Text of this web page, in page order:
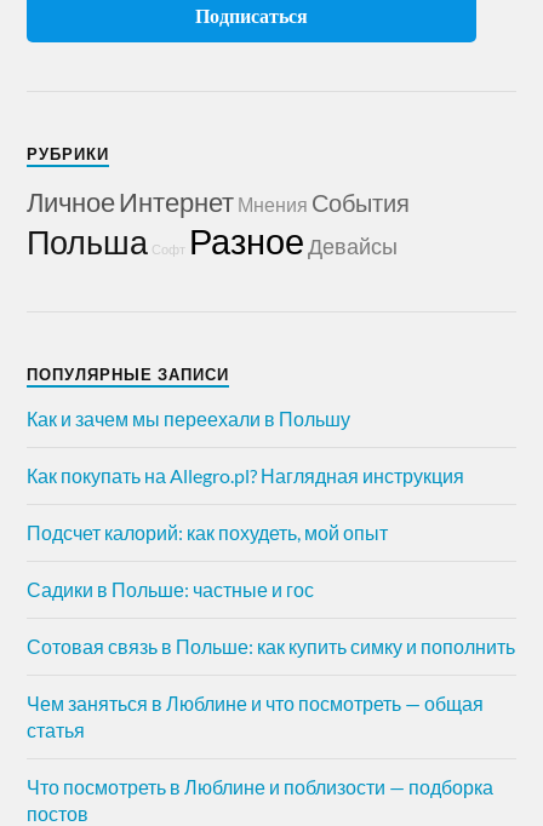
РУБРИКИ
ЛичноеИнтернет Мнения События
Польша Софт РазноеДевайсы
ПОПУЛЯРНЫЕ ЗАПИСИ
Как и зачем мы переехали в Польшу
Как покупать на Allegro.pl? Наглядная инструкция
Подсчет калорий: как похудеть, мой опыт
Садики в Польше: частные и гос
Сотовая связь в Польше: как купить симку и пополнить
Чем заняться в Люблине и что посмотреть — общая
статья
Что посмотреть в Люблине и поблизости — подборка
постов